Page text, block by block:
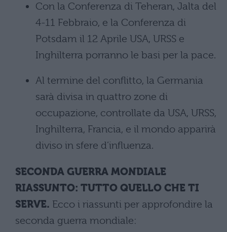
Con la Conferenza di Teheran, Jalta del
4-11 Febbraio, e la Conferenza di
Potsdam il 12 Aprile USA, URSS e
Inghilterra porranno le basi per la pace.
Al termine del conflitto, la Germania
sarà divisa in quattro zone di
occupazione, controllate da USA, URSS,
Inghilterra, Francia, e il mondo apparirà
diviso in sfere d’influenza.
SECONDA GUERRA MONDIALE
RIASSUNTO: TUTTO QUELLO CHE TI
SERVE. Ecco i riassunti per approfondire la
seconda guerra mondiale: